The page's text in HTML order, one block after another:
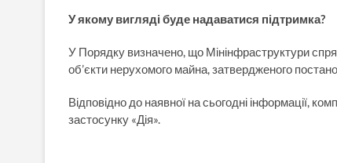
У якому вигляді буде надаватися підтримка?
У Порядку визначено, що Мінінфраструктури
об’єкти нерухомого майна, затвердженого
Відповідно до наявної на сьогодні інформації,
застосунку «Дія».